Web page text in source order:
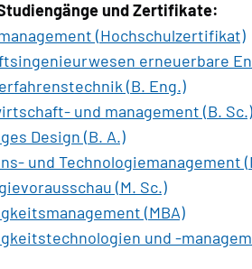
und Zertifikate:
(Hochschulzertifikat)
erneuerbare
(B. Eng.)
und management (B. Sc.)
Design (B. A.)
und Technologiemanagement
(M. Sc.)
(MBA)
und -